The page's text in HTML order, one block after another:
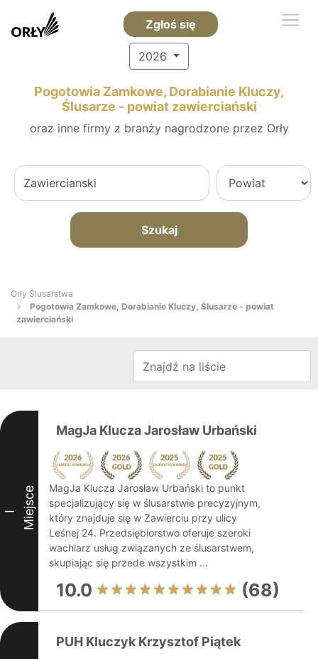
Zgłoś się
2026
Pogotowia Zamkowe, Dorabianie Kluczy,
Ślusarze - powiat zawierciański
oraz inne firmy z branży nagrodzone przez Orły
Szukaj
Orły Ślusarstwa
Pogotowia Zamkowe, Dorabianie Kluczy, Ślusarze - powiat
zawierciański
I Miejsce
MagJa Klucza Jarosław Urbański
MagJa Klucza Jarosław Urbański to punkt
specjalizujący się w ślusarstwie precyzyjnym,
który znajduje się w Zawierciu przy ulicy
Leśnej 24. Przedsiębiorstwo oferuje szeroki
wachlarz usług związanych ze ślusarstwem,
skupiając się przede wszystkim ...
10.0 (68)
PUH Kluczyk Krzysztof Piątek